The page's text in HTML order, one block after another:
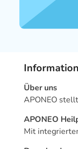
Über uns
APONEO
APONEO
Mit